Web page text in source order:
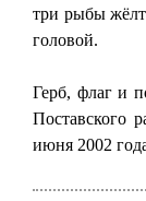
три рыбы
головой.
Герб, флаг и
Поставского
июня 2002